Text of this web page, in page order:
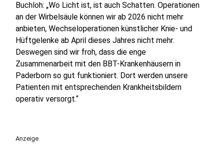
Buchloh: „Wo Licht ist, ist auch Schatten. Operationen
an der Wirbelsäule können wir ab 2026 nicht mehr
anbieten, Wechseloperationen künstlicher Knie- und
Hüftgelenke ab April dieses Jahres nicht mehr.
Deswegen sind wir froh, dass die enge
Zusammenarbeit mit den BBT-Krankenhäusern in
Paderborn so gut funktioniert. Dort werden unsere
Patienten mit entsprechenden Krankheitsbildern
operativ versorgt.“
Anzeige